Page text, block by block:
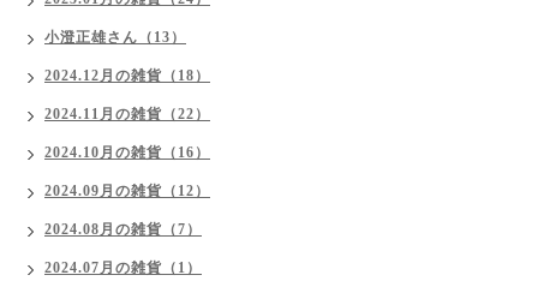
小澄正雄さん（13）
2024.12月の雑貨（18）
2024.11月の雑貨（22）
2024.10月の雑貨（16）
2024.09月の雑貨（12）
2024.08月の雑貨（7）
2024.07月の雑貨（1）